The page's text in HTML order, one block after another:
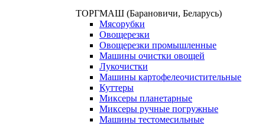
ТОРГМАШ (Барановичи, Беларусь)
Мясорубки
Овощерезки
Овощерезки промышленные
Машины очистки овощей
Лукочистки
Машины картофелеочистительные
Куттеры
Миксеры планетарные
Миксеры ручные погружные
Машины тестомесильные